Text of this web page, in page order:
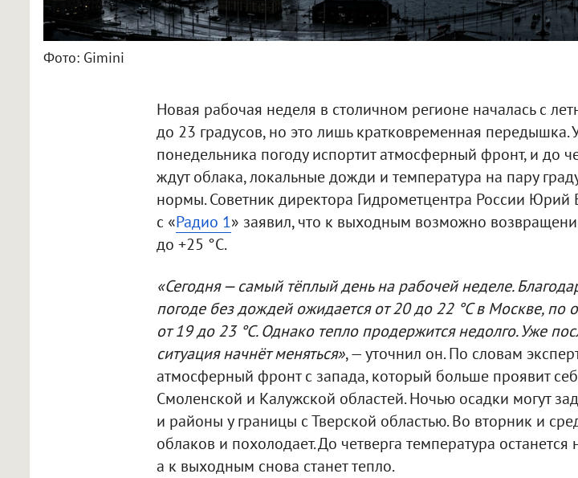
Фото: Gimini
Новая рабочая неделя в столичном регионе началась с
до 23 градусов, но это лишь кратковременная передышка.
понедельника погоду испортит атмосферный фронт, и до
ждут облака, локальные дожди и температура на пару
нормы. Советник директора Гидрометцентра России Юрий
с «Радио 1» заявил, что к выходным возможно
до +25 °C.
«Сегодня — самый тёплый день на рабочей неделе.
погоде без дождей ожидается от 20 до 22 °C в Москве, по
от 19 до 23 °C. Однако тепло продержится недолго. Уже
ситуация начнёт меняться», — уточнил он. По словам
атмосферный фронт с запада, который больше проявит
Смоленской и Калужской областей. Ночью осадки могут
и районы у границы с Тверской областью. Во вторник и
облаков и похолодает. До четверга температура
а к выходным снова станет тепло.